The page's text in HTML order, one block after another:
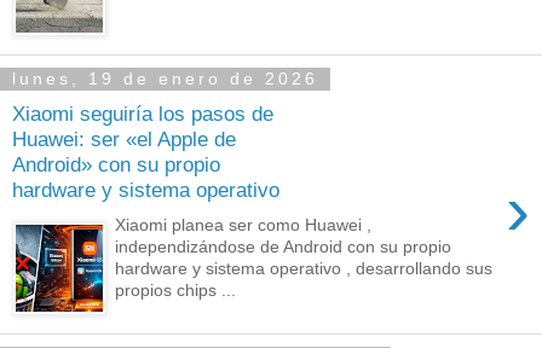
lunes, 19 de enero de 2026
Xiaomi seguiría los pasos de
Huawei: ser «el Apple de
Android» con su propio
hardware y sistema operativo
›
Xiaomi planea ser como Huawei ,
independizándose de Android con su propio
hardware y sistema operativo , desarrollando sus
propios chips ...